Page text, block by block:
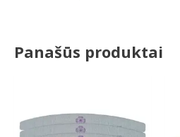
Panašūs produktai